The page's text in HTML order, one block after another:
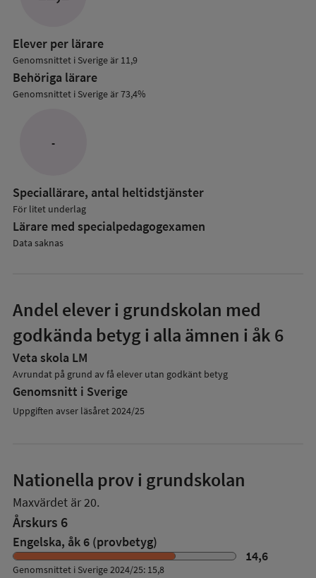
Elever per lärare
Genomsnittet i Sverige är 11,9
Behöriga lärare
Genomsnittet i Sverige är 73,4%
-
Speciallärare, antal heltidstjänster
För litet underlag
Lärare med specialpedagog­examen
Data saknas
Andel elever i grundskolan med
godkända betyg i alla ämnen i åk 6
Veta skola LM
Avrundat på grund av få elever utan godkänt betyg
Genomsnitt i Sverige
Uppgiften avser läsåret 2024/25
Nationella prov i grundskolan
Maxvärdet är 20.
Årskurs 6
Engelska, åk 6 (provbetyg)
14,6
Genomsnittet i Sverige 2024/25: 15,8